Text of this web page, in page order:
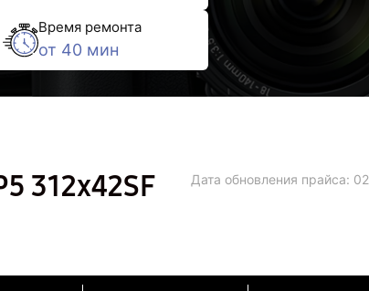
Время ремонта
от 40 мин
312x42SF
Дата обновления прайса: